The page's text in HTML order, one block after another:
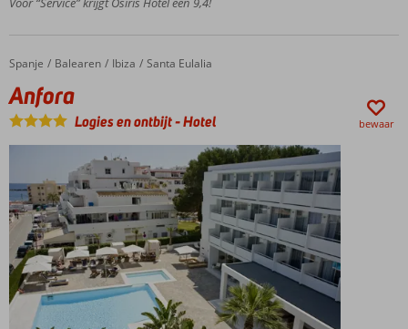
het
relaxen
bij het
zwembad
mogelijk
Home
Spanje Balearen Ibiza Santa Eulalia
Anfora
Anfora
Logies en ontbijt-Hotel bewaar